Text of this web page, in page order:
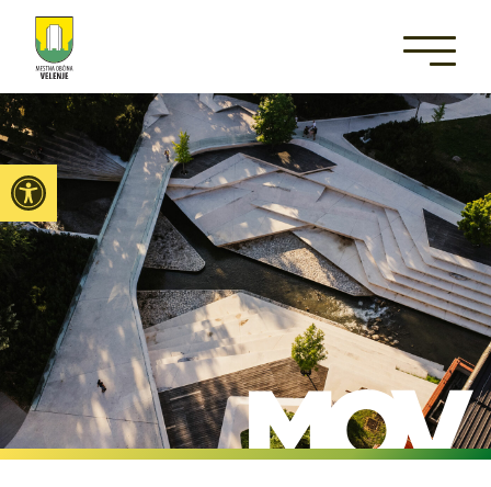
Open toolbar